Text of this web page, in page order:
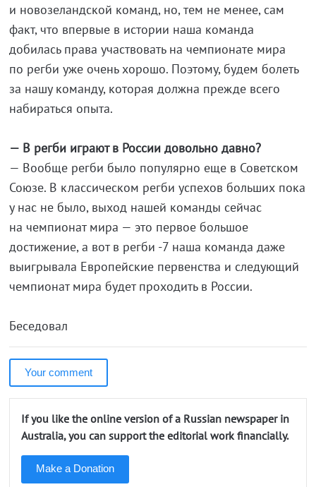
и новозеландской команд, но, тем не менее, сам
факт, что впервые в истории наша команда
добилась права участвовать на чемпионате мира
по регби уже очень хорошо. Поэтому, будем болеть
за нашу команду, которая должна прежде всего
набираться опыта.
— В регби играют в России довольно давно?
— Вообще регби было популярно еще в Советском
Союзе. В классическом регби успехов больших пока
у нас не было, выход нашей команды сейчас
на чемпионат мира — это первое большое
достижение, а вот в регби -7 наша команда даже
выигрывала Европейские первенства и следующий
чемпионат мира будет проходить в России.
Беседовал
Your comment
If you like the online version of a Russian newspaper in
Australia, you can support the editorial work financially.
Make a Donation